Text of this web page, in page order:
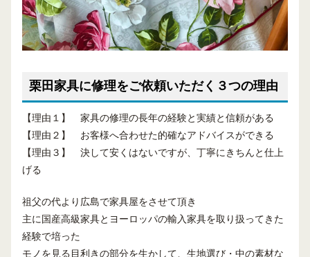
栗田家具に修理をご依頼いただく３つの理由
【理由１】 家具の修理の長年の経験と実績と信頼がある
【理由２】 お客様へ合わせた的確なアドバイスができる
【理由３】 決して安くはないですが、丁寧にきちんと仕上
げる
祖父の代より広島で家具屋をさせて頂き
主に国産高級家具とヨーロッパの輸入家具を取り扱ってきた
経験で培った
モノを見る目利きの部分を生かして、生地選び・中の素材な